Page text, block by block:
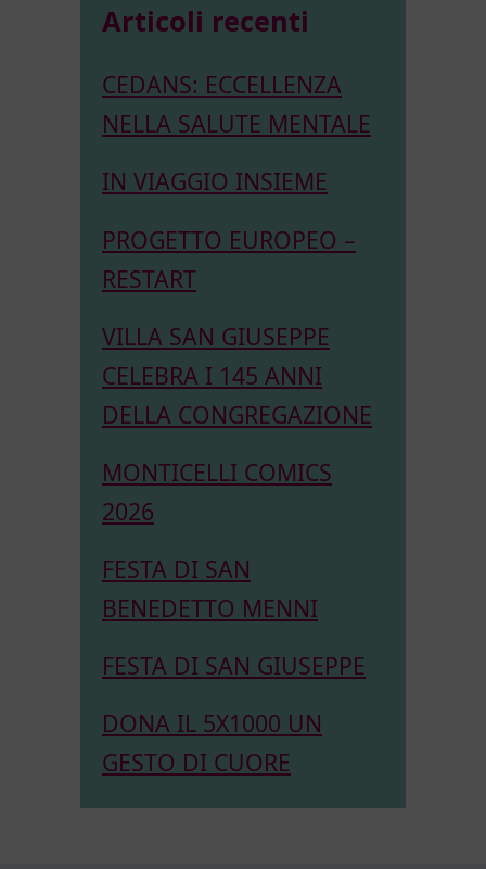
Articoli recenti
CEDANS: ECCELLENZA
NELLA SALUTE MENTALE
IN VIAGGIO INSIEME
PROGETTO EUROPEO –
RESTART
VILLA SAN GIUSEPPE
CELEBRA I 145 ANNI
DELLA CONGREGAZIONE
MONTICELLI COMICS
2026
FESTA DI SAN
BENEDETTO MENNI
FESTA DI SAN GIUSEPPE
DONA IL 5X1000 UN
GESTO DI CUORE